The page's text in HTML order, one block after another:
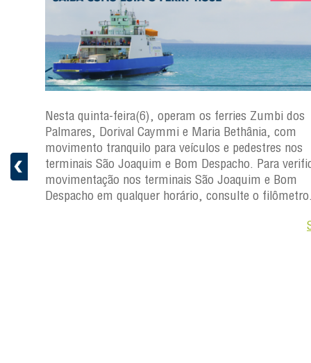
Nesta quinta-feira(6), operam os ferries Zumbi dos
Palmares, Dorival Caymmi e Maria Bethânia, com
movimento tranquilo para veículos e pedestres nos
terminais São Joaquim e Bom Despacho. Para
movimentação nos terminais São Joaquim e Bom
Despacho em qualquer horário, consulte o